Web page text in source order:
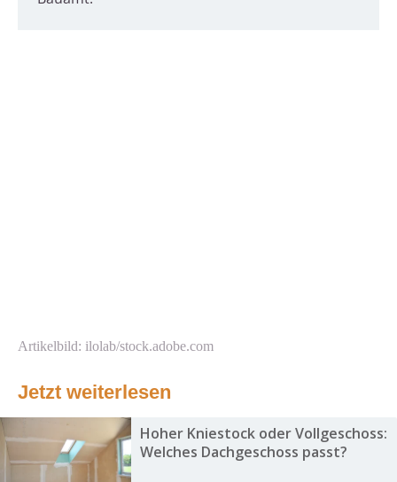
Artikelbild: ilolab/stock.adobe.com
Jetzt weiterlesen
Hoher Kniestock oder Vollgeschoss:
Welches Dachgeschoss passt?